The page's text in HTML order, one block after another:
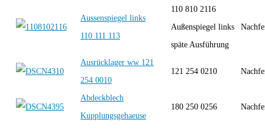
Aussenspiegel links
110 111 113
110 810 2116
Außenspiegel links
späte Ausführung
Ausrücklager ww 121
254 0010
121 254 0210
Abdeckblech
Kupplungsgehaeuse
180 250 0256